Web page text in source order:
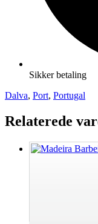
Sikker betaling
Dalva, Port, Portugal
Relaterede